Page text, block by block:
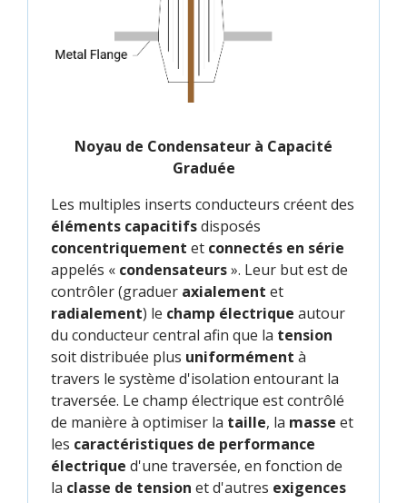
Noyau de Condensateur à Capacité
Graduée
Les multiples inserts conducteurs créent des
éléments capacitifsdisposés
concentriquement et connectés en série
appelés « condensateurs». Leur but est de
contrôler (graduer axialement et
radialement) le champ électrique autour
du conducteur central afin que la tension
soit distribuée plus uniformément à
travers le système d'isolation entourant la
traversée. Le champ électrique est contrôlé
de manière à optimiser la taille, la masse et
les caractéristiques de performance
électrique d'une traversée, en fonction de
la classe de tension et d'autres exigences